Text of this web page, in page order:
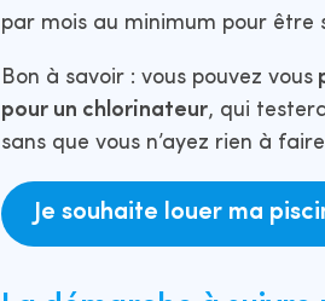
par mois au minimum pour être
Bon à savoir : vous pouvez vous
pour un chlorinateur, qui
sans que vous n’ayez rien à
Je souhaite louer ma